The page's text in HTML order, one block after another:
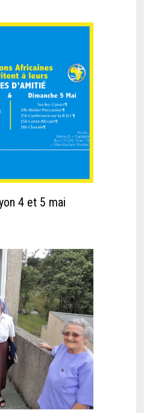
4 et 5 mai